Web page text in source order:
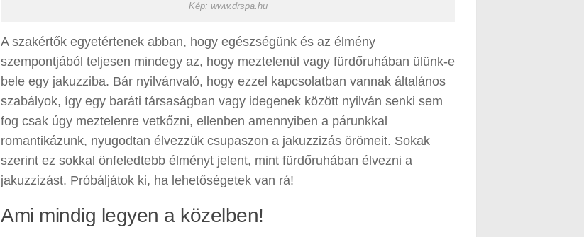
Kép: www.drspa.hu
A szakértők egyetértenek abban, hogy egészségünk és az élmény
szempontjából teljesen mindegy az, hogy meztelenül vagy fürdőruhában ülünk-e
bele egy jakuzziba. Bár nyilvánvaló, hogy ezzel kapcsolatban vannak általános
szabályok, így egy baráti társaságban vagy idegenek között nyilván senki sem
fog csak úgy meztelenre vetkőzni, ellenben amennyiben a párunkkal
romantikázunk, nyugodtan élvezzük csupaszon a jakuzzizás örömeit. Sokak
szerint ez sokkal önfeledtebb élményt jelent, mint fürdőruhában élvezni a
jakuzzizást. Próbáljátok ki, ha lehetőségetek van rá!
Ami mindig legyen a közelben!